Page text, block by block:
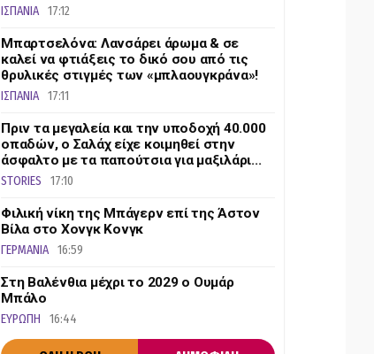
ΙΣΠΑΝΙΑ 17:12
Μπαρτσελόνα: Λανσάρει άρωμα & σε
καλεί να φτιάξεις το δικό σου από τις
θρυλικές στιγμές των «μπλαουγκράνα»!
ΙΣΠΑΝΙΑ 17:11
Πριν τα μεγαλεία και την υποδοχή 40.000
οπαδών, ο Σαλάχ είχε κοιμηθεί στην
άσφαλτο με τα παπούτσια για μαξιλάρι...
STORIES 17:10
Φιλική νίκη της Μπάγερν επί της Άστον
Βίλα στο Χονγκ Κονγκ
ΓΕΡΜΑΝΙΑ 16:59
Στη Βαλένθια μέχρι το 2029 ο Ουμάρ
Μπάλο
ΕΥΡΩΠΗ 16:44